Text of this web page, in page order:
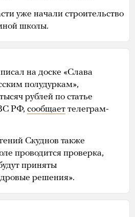
уже начали строительство
школы.
на доске «Слава
полудуркам»,
рублей по статье
РФ, сообщает телеграм-
Скуднов также
проводится проверка,
приняты
решения».